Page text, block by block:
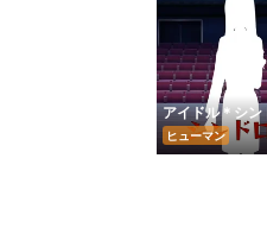
アイドル＊シン
ヒューマン